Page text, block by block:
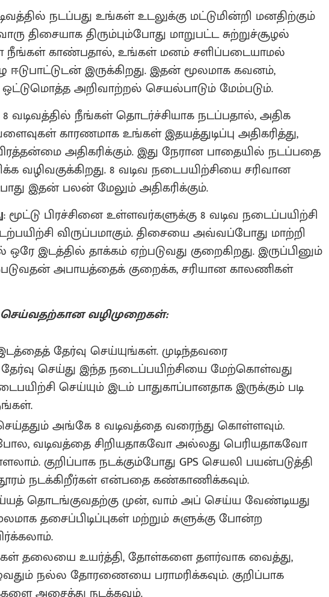
நடப்பது உங்கள் உடலுக்கு மட்டுமின்றி மனதிற்கும்
திசையாக திரும்பும்போது மாறுபட்ட சுற்றுச்சூழல்
நீங்கள் காண்பதால், உங்கள் மனம் சளிப்படையாமல்
ஈடுபாட்டுடன் இருக்கிறது. இதன் மூலமாக கவனம்,
அறிவாற்றல் செயல்பாடும் மேம்படும்.
8 வடிவத்தில் நீங்கள் தொடர்ச்சியாக நடப்பதால், அதிக
காரணமாக உங்கள் இதயத்துடிப்பு அதிகரித்து,
அதிகரிக்கும். இது நேரான பாதையில் நடப்பதை
வழிவகுக்கிறது. 8 வடிவ நடைபயிற்சியை சரிவான
இதன் பலன் மேலும் அதிகரிக்கும்.
: மூட்டு பிரச்சினை உள்ளவர்களுக்கு 8 வடிவ நடைப்பயிற்சி
விருப்பமாகும். திசையை அவ்வப்போது மாற்றி
ஒரே இடத்தில் தாக்கம் ஏற்படுவது குறைகிறது. இருப்பினும்
அபாயத்தைக் குறைக்க, சரியான காலணிகள்
செய்வதற்கான வழிமுறைகள்:
தேர்வு செய்யுங்கள். முடிந்தவரை
செய்து இந்த நடைப்பயிற்சியை மேற்கொள்வது
செய்யும் இடம் பாதுகாப்பானதாக இருக்கும் படி
அங்கே 8 வடிவத்தை வரைந்து கொள்ளவும்.
வடிவத்தை சிறியதாகவோ அல்லது பெரியதாகவோ
குறிப்பாக நடக்கும்போது GPS செயலி பயன்படுத்தி
நடக்கிறீர்கள் என்பதை கண்காணிக்கவும்.
தொடங்குவதற்கு முன், வாம் அப் செய்ய வேண்டியது
தசைப்பிடிப்புகள் மற்றும் சுளுக்கு போன்ற
தலையை உயர்த்தி, தோள்களை தளர்வாக வைத்து,
நல்ல தோரணையை பராமரிக்கவும். குறிப்பாக